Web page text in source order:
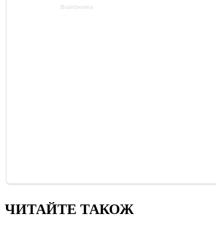
ЧИТАЙТЕ ТАКОЖ